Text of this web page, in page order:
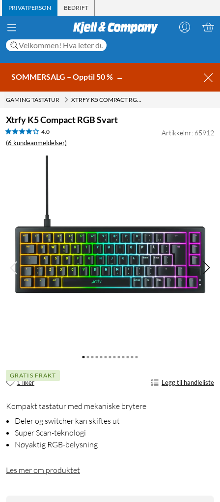
PRIVATPERSON BEDRIFT
SOMMERSALG – Opptil 50 % →
GAMING TASTATUR XTRFY K5 COMPACT RGB SVART
Xtrfy K5 Compact RGB Svart
4.0
(6 kundeanmeldelser)
Artikkelnr: 65912
GRATIS FRAKT
1 liker Legg til handleliste
Kompakt tastatur med mekaniske brytere
Deler og switcher kan skiftes ut
Super Scan-teknologi
Nøyaktig RGB-belysning
Les mer om produktet